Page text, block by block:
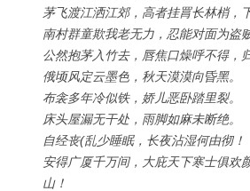
茅飞渡江洒江郊，高者挂罥长林梢，
南村群童欺我老无力，忍能对面为盗贼
公然抱茅入竹去，唇焦口燥呼不得，
俄顷风定云墨色，秋天漠漠向昏黑。
布衾多年冷似铁，娇儿恶卧踏里裂。
床头屋漏无干处，雨脚如麻未断绝。
自经丧(乱少睡眠，长夜沾湿何由彻！
安得广厦千万间，大庇天下寒士俱欢
山！